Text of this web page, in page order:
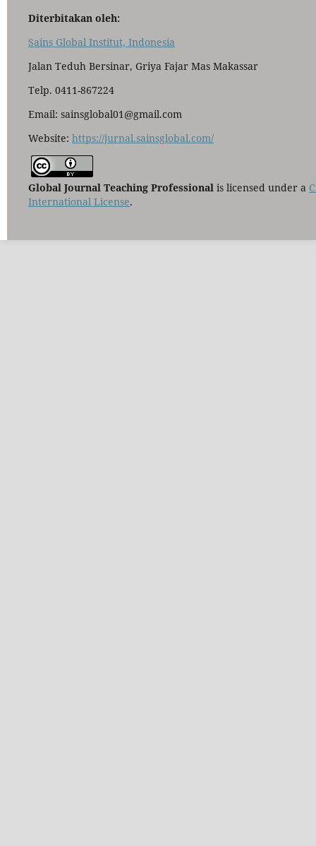
Diterbitakan oleh:
Sains Global Institut, Indonesia
Jalan Teduh Bersinar, Griya Fajar Mas Makassar
Telp. 0411-867224
Email: sainsglobal01@gmail.com
Website: https://jurnal.sainsglobal.com/
Global Journal Teaching Professionalis licensed under a
International License.